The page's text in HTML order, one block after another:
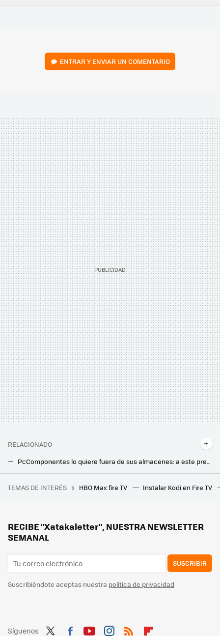
FACEBOOK
TWITTERFLIPBOARD
E-
WHATSAPP
ENTRAR Y ENVIAR UN COMENTARIO
RELACIONADO
PcComponentes lo quiere fuera de sus almacenes: a este precio el aspirador Bespoke AI Jet Lite de Samsung es una ganga
Limpiar la casa no es tan engorroso con un aspirador sin cable como este. Comprarlo tampoco es ningún problema con este ofertón
Los expertos en psicología coinciden: los adultos que crecieron prefiriendo a Krilin pese a ser el más débil de Dragon Ball hoy tienen una ventaja frente al resto
TEMAS DE INTERÉS HBO Max fire TV Instalar Kodi en Fire TV
RECIBE "Xatakaletter", NUESTRA NEWSLETTER
SEMANAL
SUSCRIBIR
Suscribiéndote aceptas nuestra política de privacidad
Síguenos